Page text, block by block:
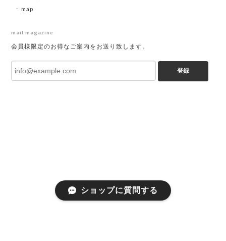
map
mail magazine
会員様限定のお得なご案内をお送り致します。
登録
ショップに質問する